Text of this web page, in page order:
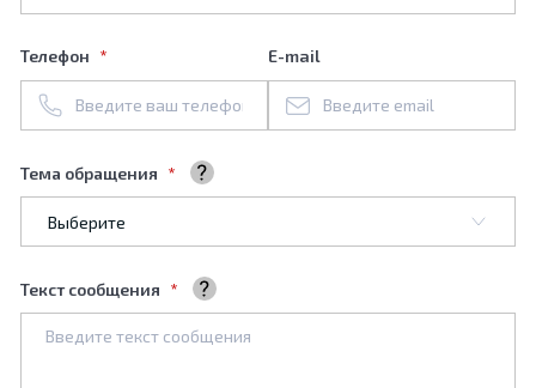
Телефон E-mail
Тема обращения
Текст сообщения